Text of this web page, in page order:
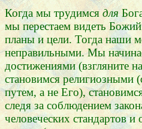
Когда мы трудимсядля
мы перестаем видеть
планы и цели. Тогда наши
неправильными. Мы
достижениями (взгляните
становимся религиозными
путем, а не Его),
следя за соблюдением
человеческих стандартов